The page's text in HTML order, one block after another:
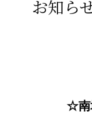
お知ら
☆南